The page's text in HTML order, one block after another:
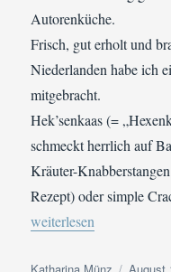
Autorenküche.
Frisch, gut erholt und
Niederlanden habe ich
mitgebracht.
Hek’senkaas (=
schmeckt herrlich auf
Kräuter-
Rezept) oder simple
„Reblogged
weiterlesen
Autor